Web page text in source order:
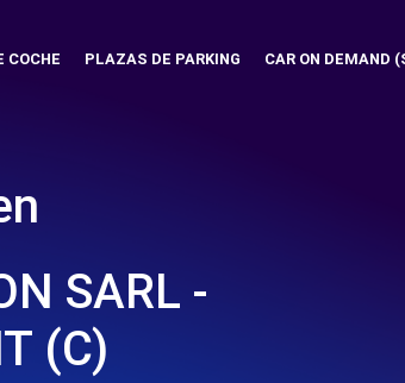
COCHE PLAZAS DE PARKING CAR ON DEMAND
SARL -
(C)